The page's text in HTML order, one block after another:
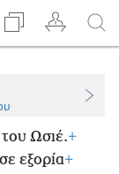
Ωσιέ.+
εξορία+